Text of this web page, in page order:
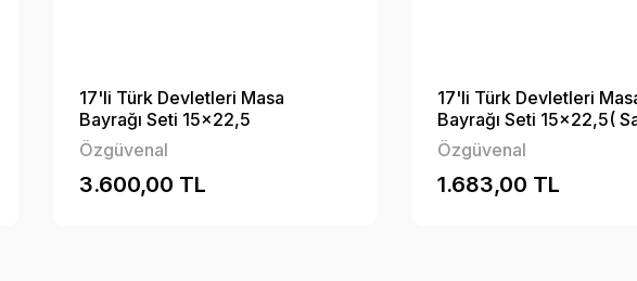
17'li Türk Devletleri Masa
Bayrağı Seti 15x22,5
Özgüvenal
3.600,00 TL
17'li Türk Devletleri
Bayrağı Seti 15x22,5(
Bayrak)
Özgüvenal
1.683,00 TL